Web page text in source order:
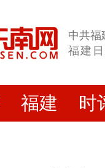
中共福
福建
福建 时